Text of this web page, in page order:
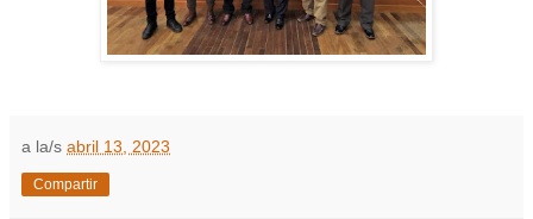
a la/s abril 13, 2023
Compartir